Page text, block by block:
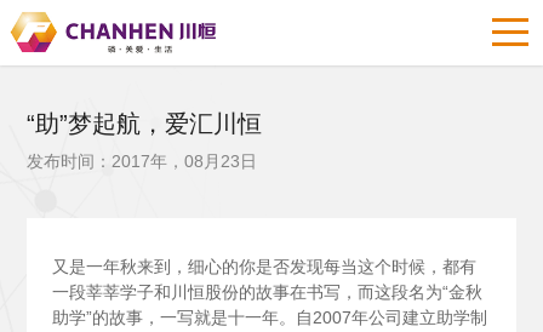
“助”梦起航，爱汇川恒
发布时间：2017年，08月23日
又是一年秋来到，细心的你是否发现每当这个时候，都有
一段莘莘学子和川恒股份的故事在书写，而这段名为“金秋
助学”的故事，一写就是十一年。自2007年公司建立助学制